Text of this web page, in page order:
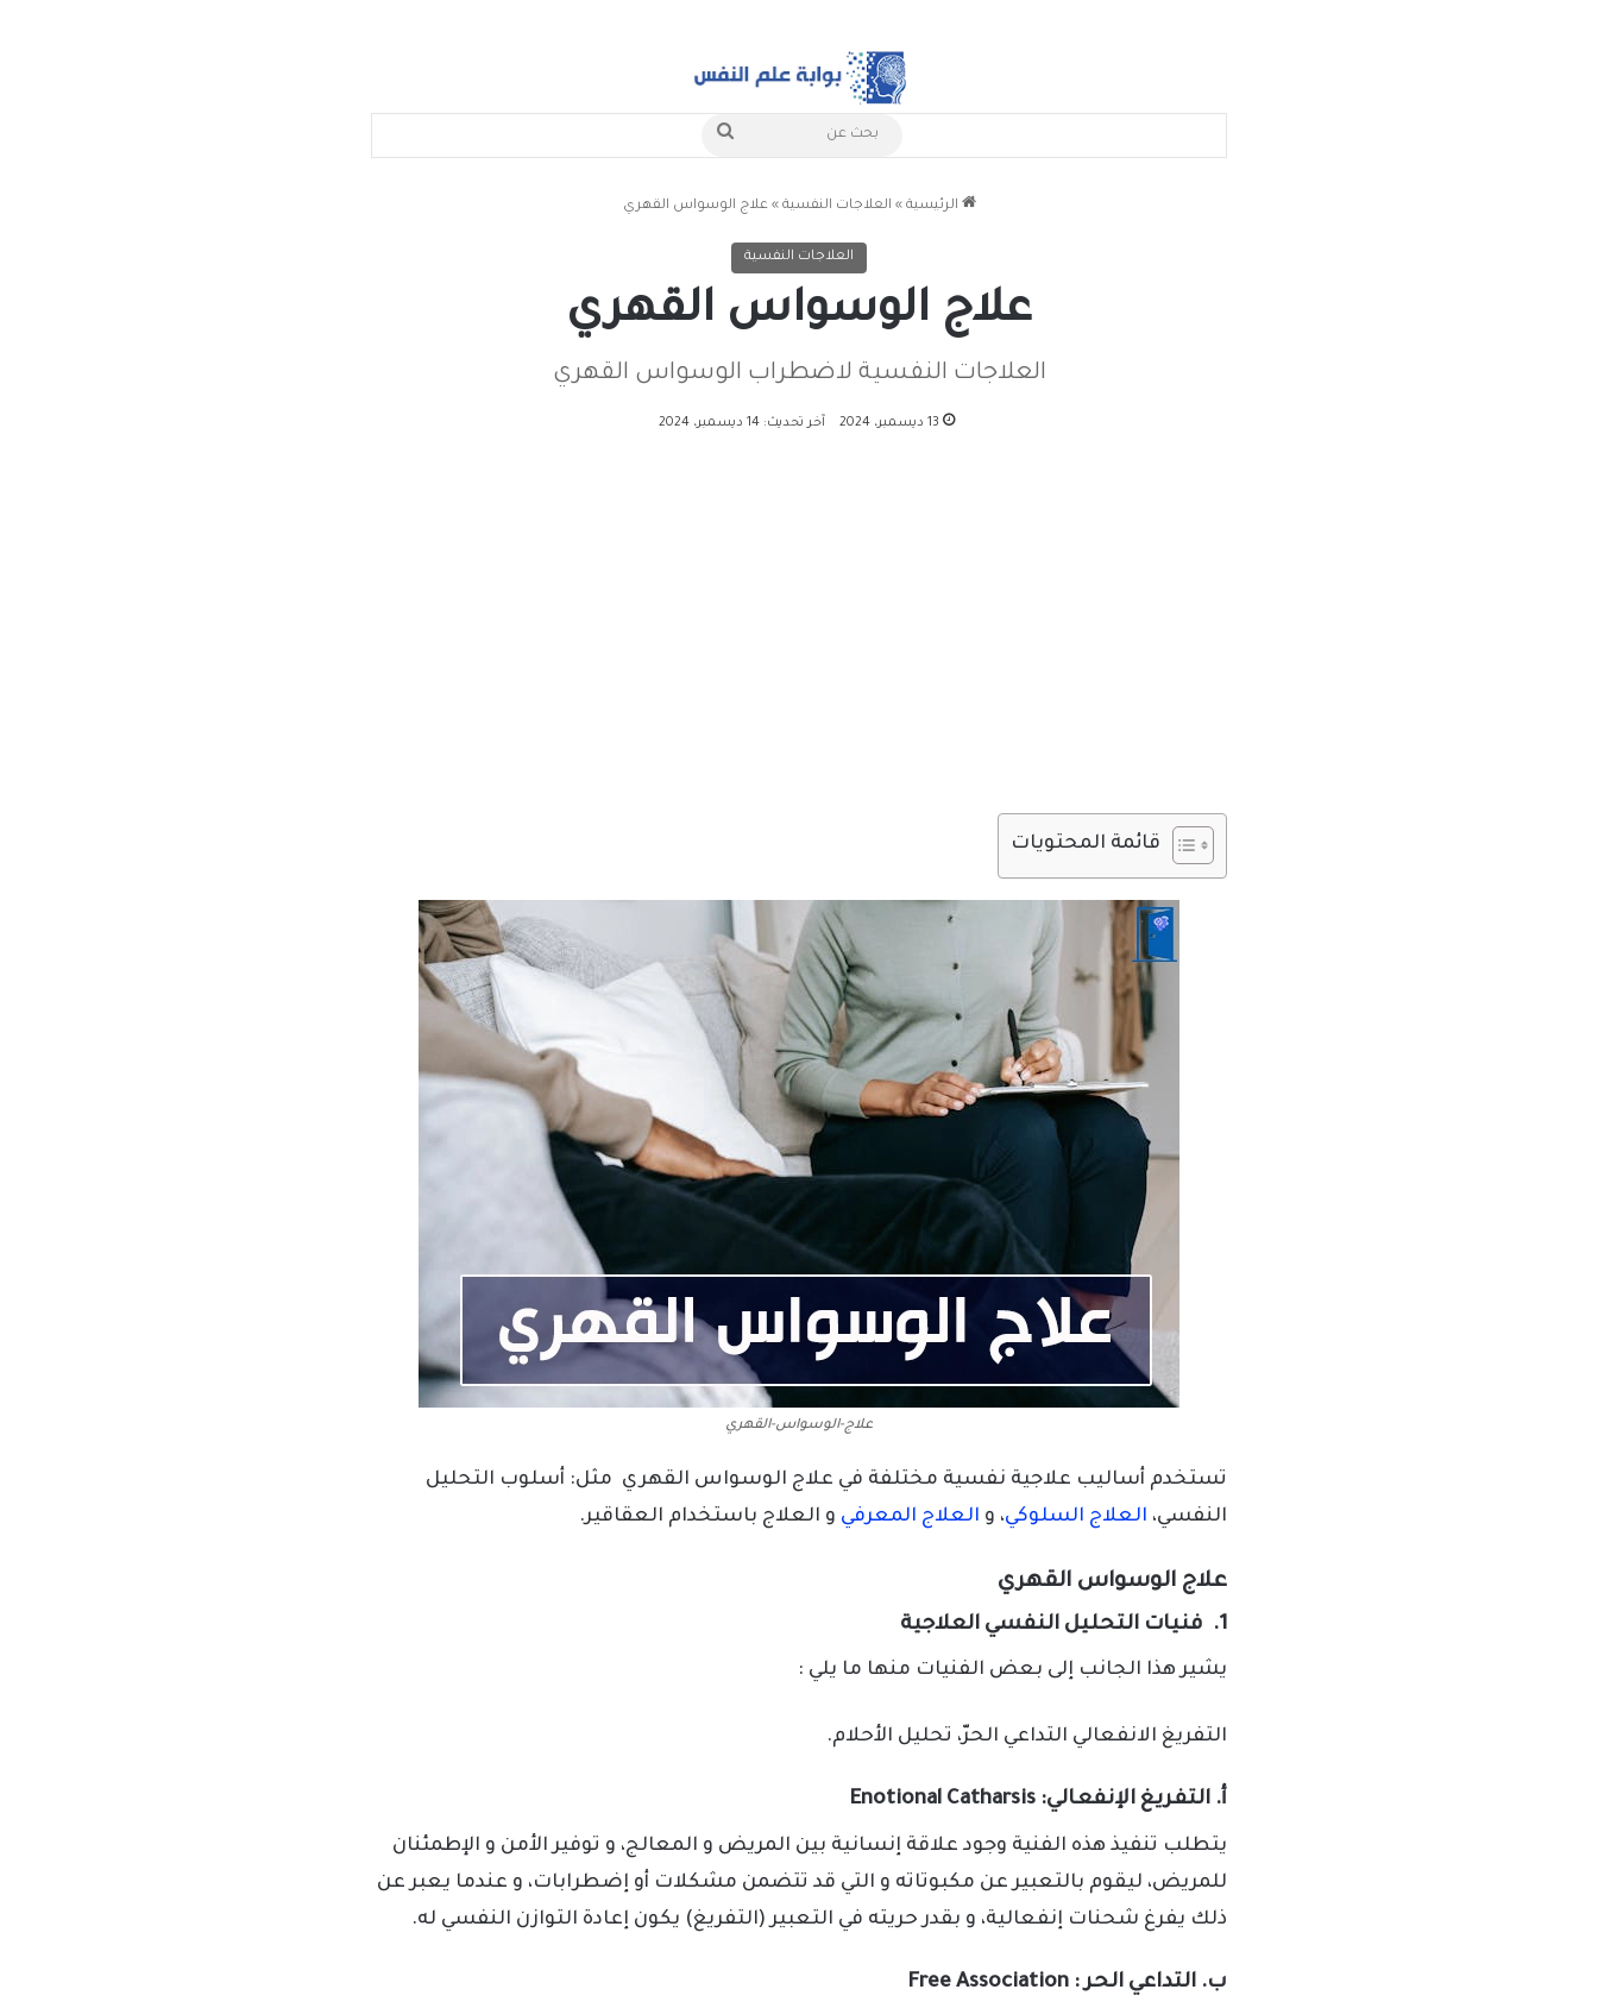
الرئيسية » العلاجات النفسية » علاج الوسواس القهري
العلاجات النفسية
علاج الوسواس القهري
العلاجات النفسية لاضطراب الوسواس القهري
13 ديسمبر، 2024 آخر تحديث: 14 ديسمبر، 2024
قائمة المحتويات
علاج-الوسواس-القهري
تستخدم أساليب علاجية نفسية مختلفة في علاج الوسواس القهري مثل: أسلوب التحليل
النفسي، العلاج السلوكي، و العلاج المعرفي و العلاج باستخدام العقاقير.
علاج الوسواس القهري
1. فنيات التحليل النفسي العلاجية
يشير هذا الجانب إلى بعض الفنيات منها ما يلي :
التفريغ الانفعالي التداعي الحرّ، تحليل الأحلام.
أ. التفريغ الإنفعالي: Enotional Catharsis
يتطلب تنفيذ هذه الفنية وجود علاقة إنسانية بين المريض و المعالج، و توفير الأمن و الإطمئنان
للمريض، ليقوم بالتعبير عن مكبوتاته و التي قد تتضمن مشكلات أو إضطرابات، و عندما يعبر عن
ذلك يفرغ شحنات إنفعالية، و بقدر حريته في التعبير (التفريغ) يكون إعادة التوازن النفسي له.
ب. التداعي الحر : Free Association